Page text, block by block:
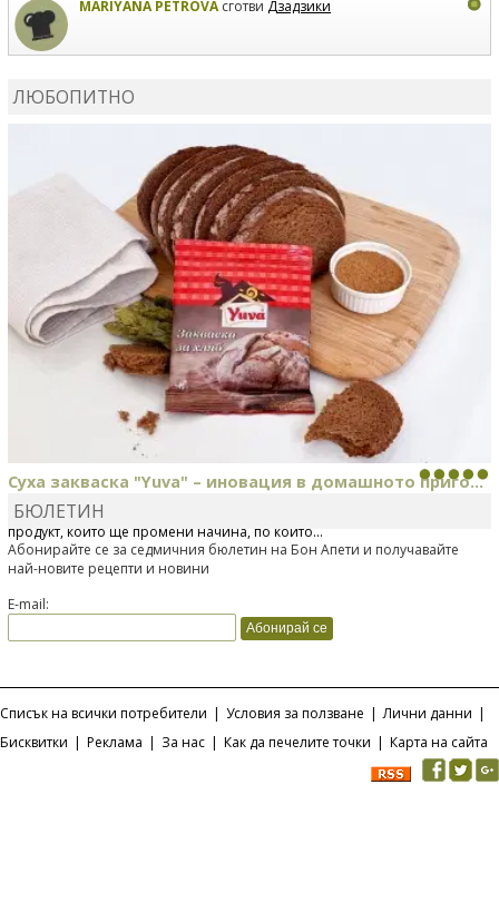
MARIYANA PETROVAсготви Дзадзики
ЛЮБОПИТНО
Суха закваска "Yuva" – иновация в домашното приго...
Отскоро Лесафр България стартира предлагането на изцяло нов
продукт, който ще промени начина, по който...
БЮЛЕТИН
Абонирайте се за седмичния бюлетин на Бон Апети и получавайте
най-новите рецепти и новини
E-mail:
Списък на всички потребители | Условия за ползване | Лични данни |
Бисквитки | Реклама | За нас | Как да печелите точки | Карта на сайта